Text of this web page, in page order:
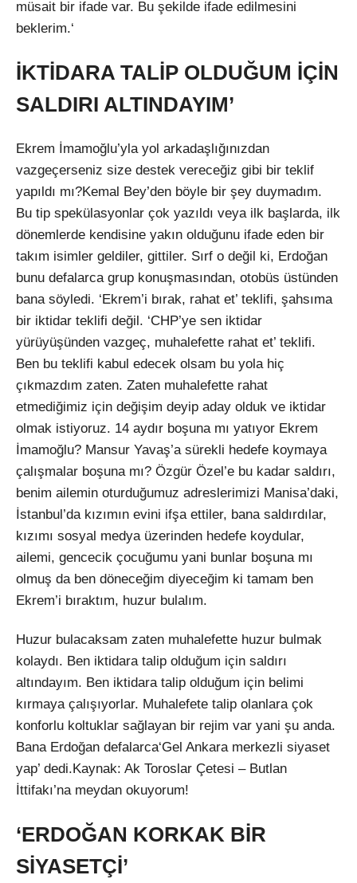
müsait bir ifade var. Bu şekilde ifade edilmesini
beklerim.‘
İKTİDARA TALİP OLDUĞUM İÇİN
SALDIRI ALTINDAYIM’
Ekrem İmamoğlu’yla yol arkadaşlığınızdan
vazgeçerseniz size destek vereceğiz gibi bir teklif
yapıldı mı?Kemal Bey’den böyle bir şey duymadım.
Bu tip spekülasyonlar çok yazıldı veya ilk başlarda, ilk
dönemlerde kendisine yakın olduğunu ifade eden bir
takım isimler geldiler, gittiler. Sırf o değil ki, Erdoğan
bunu defalarca grup konuşmasından, otobüs üstünden
bana söyledi. ‘Ekrem’i bırak, rahat et’ teklifi, şahsıma
bir iktidar teklifi değil. ‘CHP’ye sen iktidar
yürüyüşünden vazgeç, muhalefette rahat et’ teklifi.
Ben bu teklifi kabul edecek olsam bu yola hiç
çıkmazdım zaten. Zaten muhalefette rahat
etmediğimiz için değişim deyip aday olduk ve iktidar
olmak istiyoruz. 14 aydır boşuna mı yatıyor Ekrem
İmamoğlu? Mansur Yavaş’a sürekli hedefe koymaya
çalışmalar boşuna mı? Özgür Özel’e bu kadar saldırı,
benim ailemin oturduğumuz adreslerimizi Manisa’daki,
İstanbul’da kızımın evini ifşa ettiler, bana saldırdılar,
kızımı sosyal medya üzerinden hedefe koydular,
ailemi, gencecik çocuğumu yani bunlar boşuna mı
olmuş da ben döneceğim diyeceğim ki tamam ben
Ekrem’i bıraktım, huzur bulalım.
Huzur bulacaksam zaten muhalefette huzur bulmak
kolaydı. Ben iktidara talip olduğum için saldırı
altındayım. Ben iktidara talip olduğum için belimi
kırmaya çalışıyorlar. Muhalefete talip olanlara çok
konforlu koltuklar sağlayan bir rejim var yani şu anda.
Bana Erdoğan defalarca‘Gel Ankara merkezli siyaset
yap’ dedi.Kaynak: Ak Toroslar Çetesi – Butlan
İttifakı’na meydan okuyorum!
‘ERDOĞAN KORKAK BİR
SİYASETÇİ’